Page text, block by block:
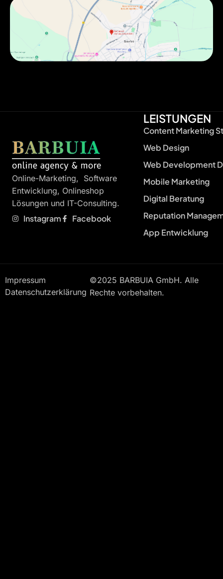
Online-Marketing, Software
Entwicklung, Onlineshop
Lösungen und IT-Consulting.
Instagram Facebook
LEISTUNGEN
Content Marketing
Web Design
Web Development
Mobile Marketing
Digital Beratung
Reputation
App Entwicklung
Impressum
Datenschutzerklärung
©2025 BARBUIA GmbH. Alle
Rechte vorbehalten.